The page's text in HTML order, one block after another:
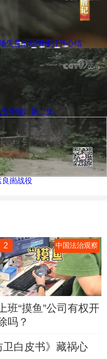
失意的欧阳修打开心结
烽烟》第二集
崮战役
2 中国法治观察
上班“摸鱼”公司有权开
吗？
卫白皮书》藏祸心